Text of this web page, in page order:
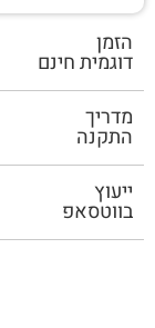
הזמן
דוגמית חינם
מדריך
התקנה
ייעוץ
בווטסאפ